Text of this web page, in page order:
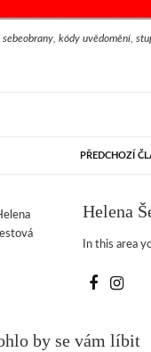
sebeobrany, kódy uvědomění,
PŘEDCHOZÍ
Helena
In this area
by se vám líbit